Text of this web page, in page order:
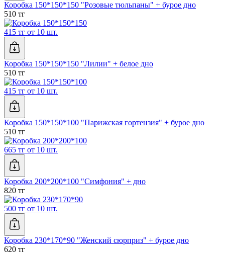
Коробка 150*150*150 "Розовые тюльпаны" + бурое дно
510 тг
415 тг от 10 шт.
Коробка 150*150*150 "Лилии" + белое дно
510 тг
415 тг от 10 шт.
Коробка 150*150*100 "Парижская гортензия" + бурое дно
510 тг
665 тг от 10 шт.
Коробка 200*200*100 "Симфония" + дно
820 тг
500 тг от 10 шт.
Коробка 230*170*90 "Женский сюрприз" + бурое дно
620 тг